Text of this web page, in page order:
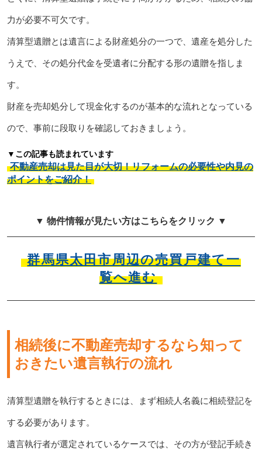
力が必要不可欠です。
清算型遺贈とは遺言による財産処分の一つで、遺産を処分した
うえで、その処分代金を受遺者に分配する形の遺贈を指しま
す。
財産を売却処分して現金化するのが基本的な流れとなっている
ので、事前に段取りを確認しておきましょう。
▼この記事も読まれています
不動産売却は見た目が大切！リフォームの必要性や内見の
ポイントをご紹介！
▼ 物件情報が見たい方はこちらをクリック ▼
群馬県太田市周辺の売買戸建て一
覧へ進む
相続後に不動産売却するなら知って
おきたい遺言執行の流れ
清算型遺贈を執行するときには、まず相続人名義に相続登記を
する必要があります。
遺言執行者が選定されているケースでは、その方が登記手続き